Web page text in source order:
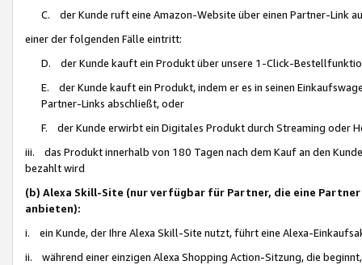
C. der Kunde ruft eine Amazon-Website über einen Partner-Link
einer der folgenden Fälle eintritt:
D. der Kunde kauft ein Produkt über unsere 1-Click-
E. der Kunde kauft ein Produkt, indem er es in seinen
Partner-Links abschließt, oder
F. der Kunde erwirbt ein Digitales Produkt durch Streaming oder
iii. das Produkt innerhalb von 180 Tagen nach dem Kauf an den
bezahlt wird
(b) Alexa Skill-Site (nur verfügbar für Partner, die eine
anbieten):
i. ein Kunde, der Ihre Alexa Skill-Site nutzt, führt eine Alexa-
ii. während einer einzigen Alexa Shopping Action-Sitzung, die